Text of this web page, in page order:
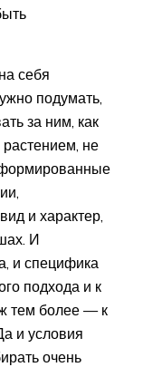
себя
подумать,
за ним, как
не
и характер,
И
и специфика
подхода и к
тем более — к
и условия
очень